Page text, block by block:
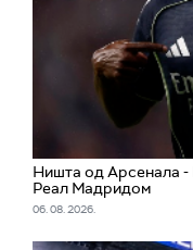
Ништа од Арсенала -
Реал Мадридом
06. 08. 2026.